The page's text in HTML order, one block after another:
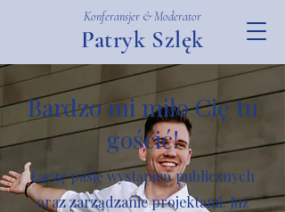
Patryk Szlęk
Konferansjer & Moderator
Bardzo mi miło Cię tu
gościć!
Łączę pasję wystąpień publicznych
oraz zarządzanie projektami. Już